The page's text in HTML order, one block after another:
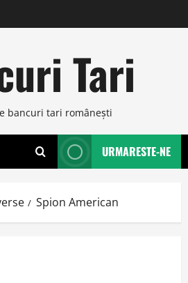
Tari
bancuri tari româneşti
URMARESTE-NE
Spion American